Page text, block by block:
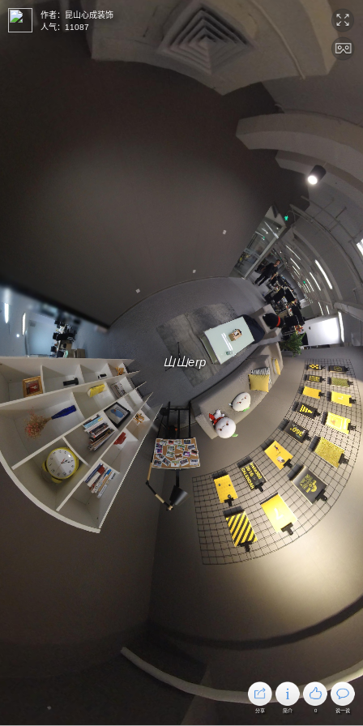
作者： 昆山心成装饰
人气： 11087
分享 简介 0 说一说
山山erp